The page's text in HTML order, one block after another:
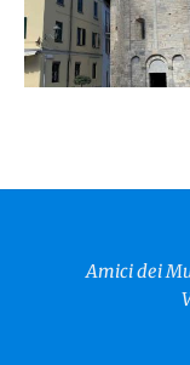
Amici dei